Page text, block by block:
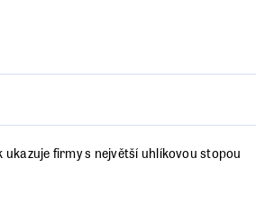
firmy s největší uhlíkovou stopou